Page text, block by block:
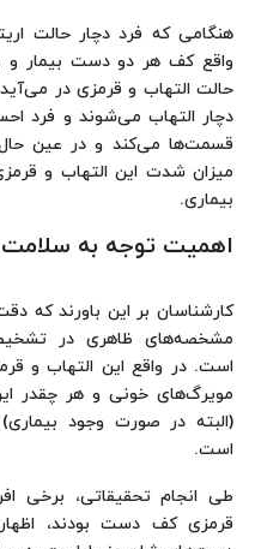
هنگامی که فرد دچار حالت
واقع کف هر دو دست بیمار و
حالت التهاب و قرمزی در
دچار التهاب می‌شوند و فرد
قسمت‌ها می‌کند و در عین حال
میزان شدت این التهاب و
بیماری.
اهمیت توجه به
کارشناسان بر این باورند که
مشخصه‌های ظاهری در
است. در واقع این التهاب و
مویرگ‌های خونی و هر چقدر
(البته در صورت وجود
است.
طی انجام تحقیقاتی، برخی
قرمزی کف دست بودند،